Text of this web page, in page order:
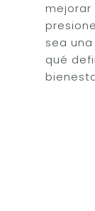
mejorar
sea
qué